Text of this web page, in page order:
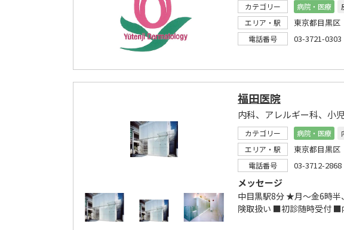
カテゴリー 病院・医療
エリア・駅
東京都目黒区
電話番号 03-3721-0303
福田医院
内科、アレルギー科、小
カテゴリー 病院・医療
エリア・駅
東京都目黒区
電話番号 03-3712-2868
メッセージ
中目黒駅8分 ★月～金6時
険取扱い ■初診随時受付 ■